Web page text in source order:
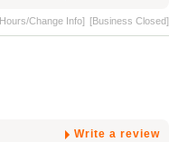
Change Info] [Business Closed]
Write a review